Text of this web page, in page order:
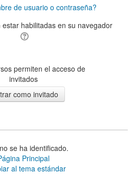
de usuario o contraseña?
habilitadas en su navegador
permiten el acceso de
invitados
se ha identificado.
Principal
al tema estándar